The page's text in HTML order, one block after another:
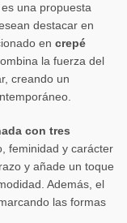
es una propuesta
destacar en
en crepé
la fuerza del
creando un
con tres
feminidad y carácter
y añade un toque
Además, el
las formas